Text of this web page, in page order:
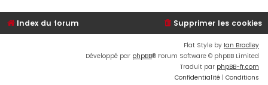
Index du forum Supprimer les cookies
Flat Style by Ian Bradley
Développé par phpBB® Forum Software © phpBB Limited
Traduit par phpBB-fr.com
Confidentialité | Conditions